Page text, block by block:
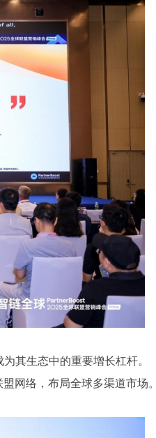
其生态中的重要增长杠杆。
盟网络，布局全球多渠道市场